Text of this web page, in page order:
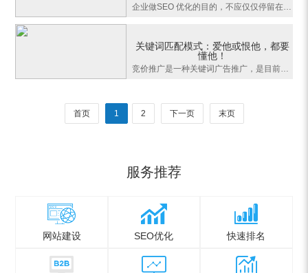
企业做SEO 优化的目的，不应仅仅停留在提高排名上。如果用户到达网站后体验不佳，导致跳出率高，转化率低，也就无法达成线上营销目标。在线上营销行业，一直坚持以策略为先的百橙，深入洞察市场趋势和用户需求，制定了全面的SEO策略，不仅助企业精确引流，还提升用户体验，促进用户转化，帮助企业实现营销效果。(1)
关键词匹配模式：爱他或恨他，都要
懂他！
竞价推广是一种关键词广告推广，是目前互联网行业比较精准的广告投放方法，竞价推广可以灵活控制推广力和资金投入，以较低的成本，较短的时间，获取较大的效益，是一种按效果付费的新型而成熟的搜索引擎广告。对于一个合格的竞价员来说，百度竞价投放之前，应该对总体的投放策略进行一个梳理，整理一个竞价推广方案，知道每
首页 1 2 下一页 末页
服务推荐
网站建设 SEO优化 快速排名